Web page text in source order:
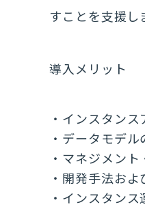
すことを支援し
導入メリット
インスタンス
データモデル
マネジメント
開発手法およ
インスタンス